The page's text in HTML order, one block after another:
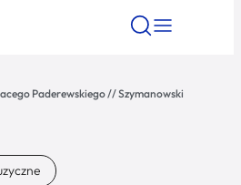
Znajdź artykuł Znajdź
Paderewskiego // Szymanowski